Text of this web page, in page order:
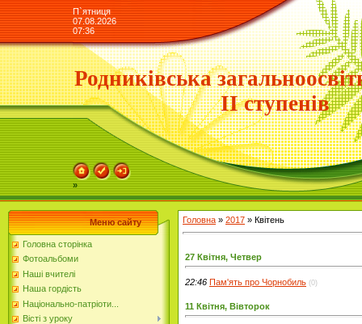
П`ятниця
07.08.2026
07:36
Родниківська
ІІ ступенів
»
Меню сайту
Головна сторінка
Фотоальбоми
Наші вчителі
Наша гордість
Національно-патріоти...
Вісті з уроку
Головна » 2017 » Квітень
27 Квітня, Четвер
22:46 Пам'ять про Чорнобиль (0)
11 Квітня, Вівторок